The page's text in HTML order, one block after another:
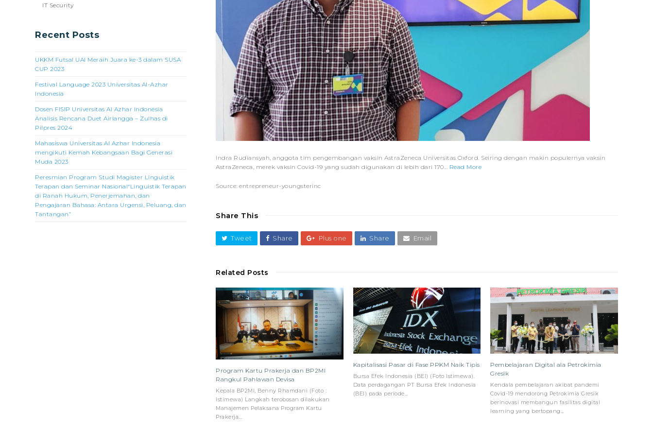
Indra Rudiansyah, anggota tim pengembangan vaksin AstraZeneca Universitas Oxford. Seiring dengan makin populernya vaksin
AstraZeneca, merek vaksin Covid-19 yang sudah digunakan di lebih dari 170… Read More
Source: entrepreneur-youngsterinc
Share This
Tweet Share Plus one Share Email
Related Posts
Program Kartu Prakerja dan BP2MI
Rangkul Pahlawan Devisa
Kepala BP2MI, Benny Rhamdani (Foto :
Istimewa) Langkah terobosan dilakukan
Manajemen Pelaksana Program Kartu
Prakerja…
Kapitalisasi Pasar di Fase PPKM Naik Tipis
Bursa Efek Indonesia (BEI) (Foto Istimewa).
Data perdagangan PT Bursa Efek Indonesia
(BEI) pada periode…
Pembelajaran Digital ala Petrokimia
Gresik
Kendala pembelajaran akibat pandemi
Covid-19 mendorong Petrokimia Gresik
berinovasi membangun fasilitas digital
learning yang bertopang…
IT Security
Recent Posts
UKKM Futsal UAI Meraih Juara ke-3 dalam SUSA
CUP 2023
Festival Language 2023 Universitas Al-Azhar
Indonesia
Dosen FISIP Universitas Al Azhar Indonesia
Analisis Rencana Duet Airlangga – Zulhas di
Pilpres 2024
Mahasiswa Universitas Al Azhar Indonesia
mengikuti Kemah Kebangsaan Bagi Generasi
Muda 2023
Peresmian Program Studi Magister Linguistik
Terapan dan Seminar Nasional“Linguistik Terapan
di Ranah Hukum, Penerjemahan, dan
Pengajaran Bahasa: Antara Urgensi, Peluang, dan
Tantangan”